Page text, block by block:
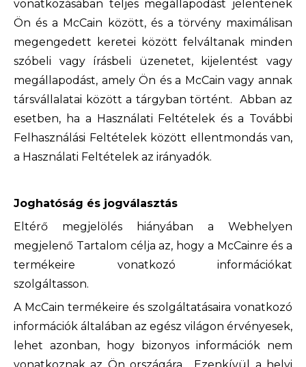
vonatkozásában teljes megállapodást jelentenek
Ön és a McCain között, és a törvény maximálisan
megengedett keretei között felváltanak minden
szóbeli vagy írásbeli üzenetet, kijelentést vagy
megállapodást, amely Ön és a McCain vagy annak
társvállalatai között a tárgyban történt. Abban az
esetben, ha a Használati Feltételek és a További
Felhasználási Feltételek között ellentmondás van,
a Használati Feltételek az irányadók.
Joghatóság és jogválasztás
Eltérő megjelölés hiányában a Webhelyen
megjelenő Tartalom célja az, hogy a McCainre és a
termékeire vonatkozó információkat
szolgáltasson.
A McCain termékeire és szolgáltatásaira vonatkozó
információk általában az egész világon érvényesek,
lehet azonban, hogy bizonyos információk nem